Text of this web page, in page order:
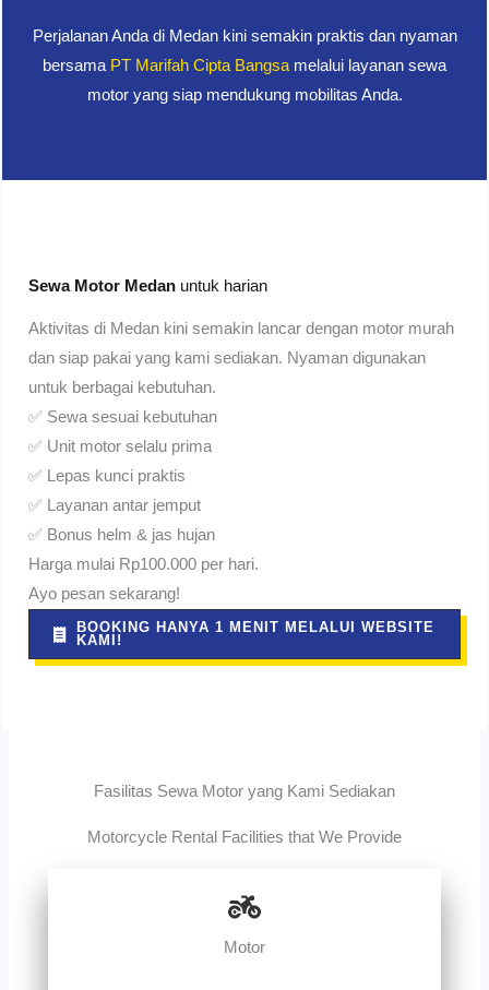
Perjalanan Anda di Medan kini semakin praktis dan nyaman
bersama PT Marifah Cipta Bangsa melalui layanan sewa
motor yang siap mendukung mobilitas Anda.
Sewa Motor Medan untuk harian
Aktivitas di Medan kini semakin lancar dengan motor murah
dan siap pakai yang kami sediakan. Nyaman digunakan
untuk berbagai kebutuhan.
✅ Sewa sesuai kebutuhan
✅ Unit motor selalu prima
✅ Lepas kunci praktis
✅ Layanan antar jemput
✅ Bonus helm & jas hujan
Harga mulai Rp100.000 per hari.
Ayo pesan sekarang!
BOOKING HANYA 1 MENIT MELALUI WEBSITE
KAMI!
Fasilitas Sewa Motor yang Kami Sediakan
Motorcycle Rental Facilities that We Provide
Motor